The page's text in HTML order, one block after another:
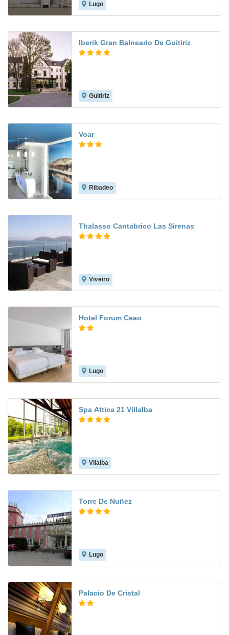
Lugo
Iberik Gran Balneario De Guitiriz
Guitiriz
Voar
Ribadeo
Thalasso Cantabrico Las Sirenas
Viveiro
Hotel Forum Ceao
Lugo
Spa Attica 21 Villalba
Vilalba
Torre De Nuñez
Lugo
Palacio De Cristal